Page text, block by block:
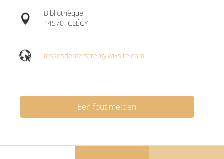
Bibliothèque
14570 CLÉCY
fossesdenferstremy.wixsite.com
Een fout melden